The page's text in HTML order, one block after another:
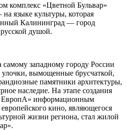
комплекс «Цветной Бульвар»
языке культуры, которая
Калининград — город
душой.
самому западному городу России
улочки, вымощенные брусчаткой,
памятники архитектуры,
наследие. На этапе создания
ЕвропА» информационным
кино, являющегося
жизни региона, стал жилой